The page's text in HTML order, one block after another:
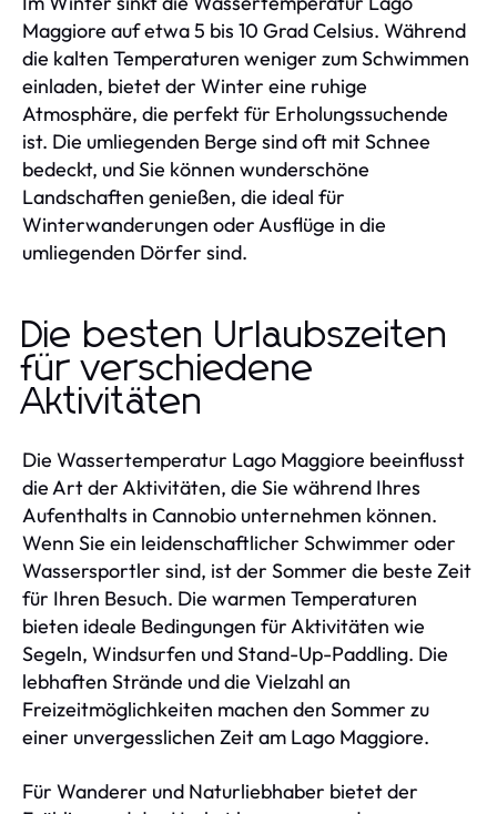
Maggiore auf etwa 5 bis 10 Grad Celsius. Während
die kalten Temperaturen weniger zum Schwimmen
einladen, bietet der Winter eine ruhige
Atmosphäre, die perfekt für Erholungssuchende
ist. Die umliegenden Berge sind oft mit Schnee
bedeckt, und Sie können wunderschöne
Landschaften genießen, die ideal für
Winterwanderungen oder Ausflüge in die
umliegenden Dörfer sind.
Die besten Urlaubszeiten
für verschiedene
Aktivitäten
Die Wassertemperatur Lago Maggiore beeinflusst
die Art der Aktivitäten, die Sie während Ihres
Aufenthalts in Cannobio unternehmen können.
Wenn Sie ein leidenschaftlicher Schwimmer oder
Wassersportler sind, ist der Sommer die beste Zeit
für Ihren Besuch. Die warmen Temperaturen
bieten ideale Bedingungen für Aktivitäten wie
Segeln, Windsurfen und Stand-Up-Paddling. Die
lebhaften Strände und die Vielzahl an
Freizeitmöglichkeiten machen den Sommer zu
einer unvergesslichen Zeit am Lago Maggiore.
Für Wanderer und Naturliebhaber bietet der